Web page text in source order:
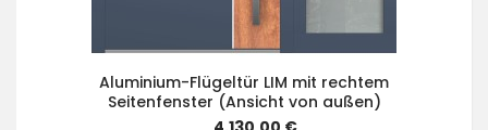
Aluminium-Flügeltür LIM mit rechtem
Seitenfenster (Ansicht von außen)